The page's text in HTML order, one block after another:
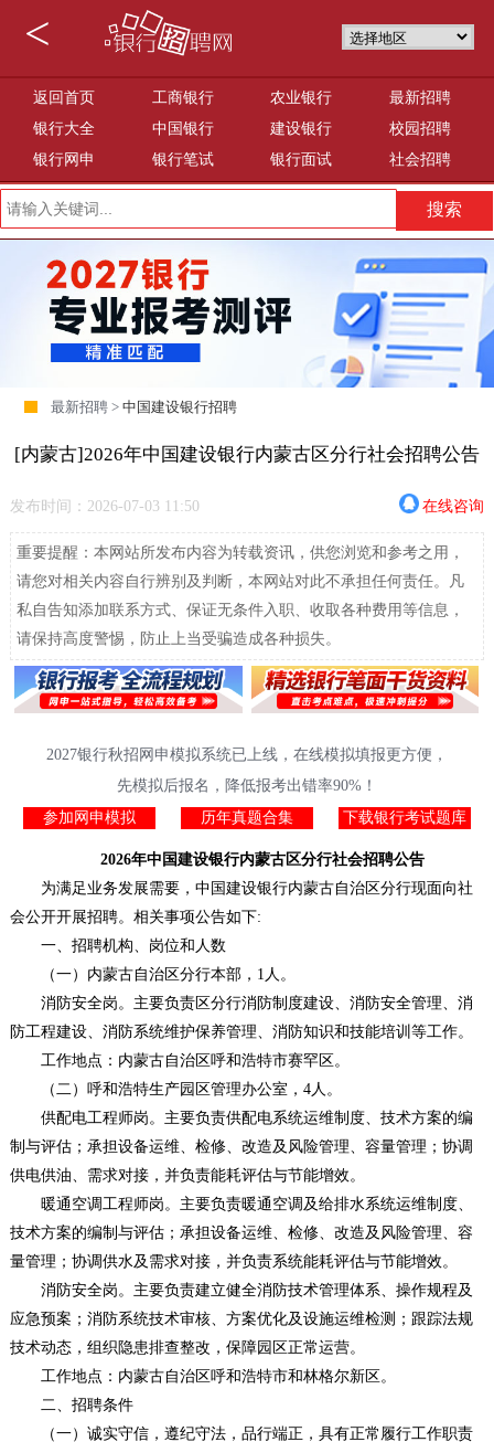
<
返回首页 工商银行 农业银行
最新招聘
银行大全
中国银行 建设银行
校园招聘
银行网申
银行笔试 银行面试 社会招聘
最新招聘 >中国建设银行招聘
[内蒙古]2026年中国建设银行内蒙古区分行社会招聘公告
发布时间：2026-07-03 11:50 在线咨询
重要提醒：本网站所发布内容为转载资讯，供您浏览和参考之用，
请您对相关内容自行辨别及判断，本网站对此不承担任何责任。凡
私自告知添加联系方式、保证无条件入职、收取各种费用等信息，
请保持高度警惕，防止上当受骗造成各种损失。
2027银行秋招网申模拟系统已上线，在线模拟填报更方便，
先模拟后报名，降低报考出错率90%！
参加网申模拟
历年真题合集 下载银行考试题库
2026年中国建设银行内蒙古区分行社会招聘公告
为满足业务发展需要，中国建设银行内蒙古自治区分行现面向社
会公开开展招聘。相关事项公告如下:
一、招聘机构、岗位和人数
（一）内蒙古自治区分行本部，1人。
消防安全岗。主要负责区分行消防制度建设、消防安全管理、消
防工程建设、消防系统维护保养管理、消防知识和技能培训等工作。
工作地点：内蒙古自治区呼和浩特市赛罕区。
（二）呼和浩特生产园区管理办公室，4人。
供配电工程师岗。主要负责供配电系统运维制度、技术方案的编
制与评估；承担设备运维、检修、改造及风险管理、容量管理；协调
供电供油、需求对接，并负责能耗评估与节能增效。
暖通空调工程师岗。主要负责暖通空调及给排水系统运维制度、
技术方案的编制与评估；承担设备运维、检修、改造及风险管理、容
量管理；协调供水及需求对接，并负责系统能耗评估与节能增效。
消防安全岗。主要负责建立健全消防技术管理体系、操作规程及
应急预案；消防系统技术审核、方案优化及设施运维检测；跟踪法规
技术动态，组织隐患排查整改，保障园区正常运营。
工作地点：内蒙古自治区呼和浩特市和林格尔新区。
二、招聘条件
（一）诚实守信，遵纪守法，品行端正，具有正常履行工作职责